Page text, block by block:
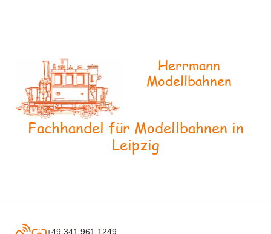
Herrmann
Modellbahnen
Fachhandel für Modellbahnen in
Leipzig
+49 341 961 1249